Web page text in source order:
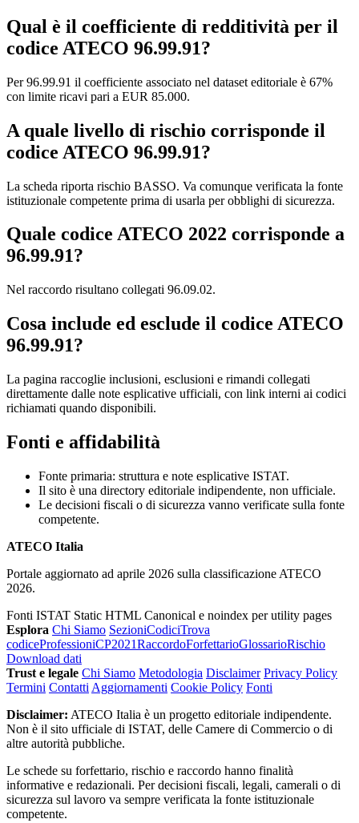
Qual è il coefficiente di redditività per il
codice ATECO 96.99.91?
Per 96.99.91 il coefficiente associato nel dataset editoriale è 67%
con limite ricavi pari a EUR 85.000.
A quale livello di rischio corrisponde il
codice ATECO 96.99.91?
La scheda riporta rischio BASSO. Va comunque verificata la fonte
istituzionale competente prima di usarla per obblighi di sicurezza.
Quale codice ATECO 2022 corrisponde a
96.99.91?
Nel raccordo risultano collegati 96.09.02.
Cosa include ed esclude il codice ATECO
96.99.91?
La pagina raccoglie inclusioni, esclusioni e rimandi collegati
direttamente dalle note esplicative ufficiali, con link interni ai codici
richiamati quando disponibili.
Fonti e affidabilità
Fonte primaria: struttura e note esplicative ISTAT.
Il sito è una directory editoriale indipendente, non ufficiale.
Le decisioni fiscali o di sicurezza vanno verificate sulla fonte
competente.
ATECO Italia
Portale aggiornato ad aprile 2026 sulla classificazione ATECO
2026.
Fonti ISTAT Static HTML Canonical e noindex per utility pages
Esplora Chi Siamo SezioniCodiciTrova
codiceProfessioniCP2021RaccordoForfettarioGlossarioRischio
Download dati
Trust e legale Chi Siamo Metodologia Disclaimer Privacy Policy
Termini Contatti Aggiornamenti Cookie Policy Fonti
Disclaimer: ATECO Italia è un progetto editoriale indipendente.
Non è il sito ufficiale di ISTAT, delle Camere di Commercio o di
altre autorità pubbliche.
Le schede su forfettario, rischio e raccordo hanno finalità
informative e redazionali. Per decisioni fiscali, legali, camerali o di
sicurezza sul lavoro va sempre verificata la fonte istituzionale
competente.